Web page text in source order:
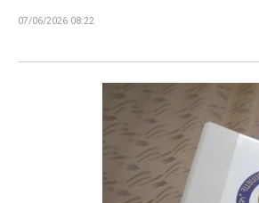
07/06/2026 08:22